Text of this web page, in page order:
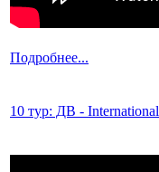
Подробнее...
10 тур: ДВ - International